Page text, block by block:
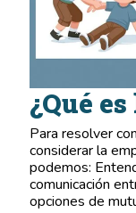
¿Qué
Para resolver
considerar la
podemos:
comunicación
opciones de